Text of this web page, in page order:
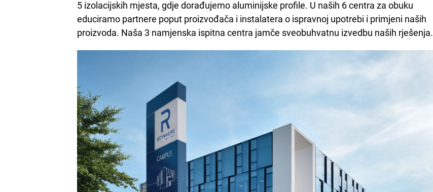
5 izolacijskih mjesta, gdje dorađujemo aluminijske profile. U naših 6 centra za obuku
educiramo partnere poput proizvođača i instalatera o ispravnoj upotrebi i primjeni naših
proizvoda. Naša 3 namjenska ispitna centra jamče sveobuhvatnu izvedbu naših rješenja.